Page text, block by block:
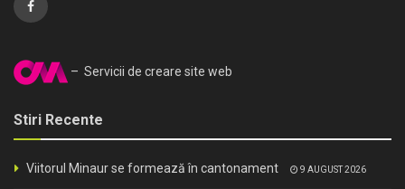
– Servicii de creare site web
Stiri Recente
Viitorul Minaur se formează în cantonament 9 AUGUST 2026